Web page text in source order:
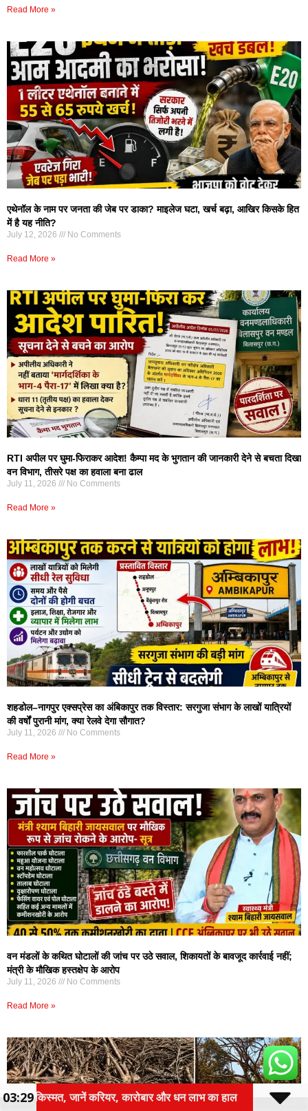
Read More »
एथेनॉल के नाम पर जनता की जेब पर डाका? माइलेज घटा, खर्च बढ़ा, आखिर किसके हित
में है यह नीति?
July 12, 2026 No Comments
Read More »
RTI अपील पर घुमा-फिराकर आदेश! कैम्पा मद के भुगतान की जानकारी देने से बचता दिखा
वन विभाग, तीसरे पक्ष का हवाला बना ढाल
July 11, 2026 No Comments
Read More »
शहडोल–नागपुर एक्सप्रेस का अंबिकापुर तक विस्तार: सरगुजा संभाग के लाखों यात्रियों
की वर्षों पुरानी मांग, क्या रेलवे देगा सौगात?
July 11, 2026 No Comments
Read More »
वन मंडलों के कथित घोटालों की जांच पर उठे सवाल, शिकायतों के बावजूद कार्रवाई नहीं;
मंत्री के मौखिक हस्तक्षेप के आरोप
July 11, 2026 No Comments
Read More »
और धन लाभ का हाल तीन वर्षीय रोलिंग बजट पर होगा
03:29